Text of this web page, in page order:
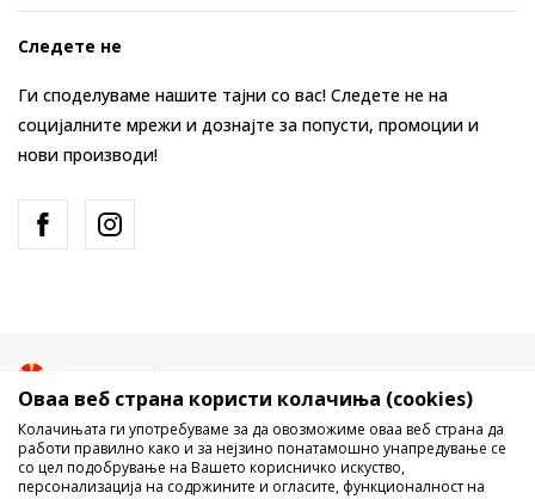
Следете не
Ги споделуваме нашите тајни со вас! Следете не на
социјалните мрежи и дознајте за попусти, промоции и
нови производи!
Оваа веб страна користи колачиња (cookies)
Колачињата ги употребуваме за да овозможиме оваа веб страна да
работи правилно како и за нејзино понатамошно унапредување се
со цел подобрување на Вашето корисничко искуство,
персонализација на содржините и огласите, функционалност на